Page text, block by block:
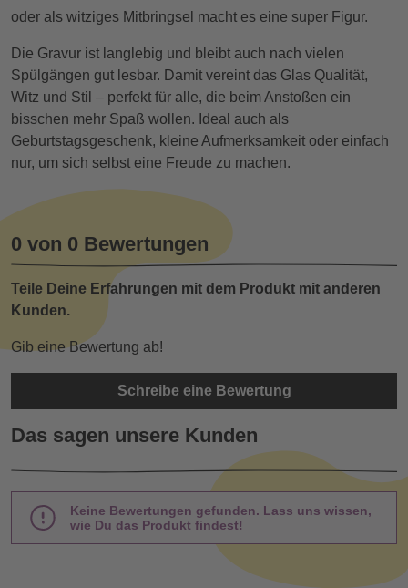
oder als witziges Mitbringsel macht es eine super Figur.
Die Gravur ist langlebig und bleibt auch nach vielen
Spülgängen gut lesbar. Damit vereint das Glas Qualität,
Witz und Stil – perfekt für alle, die beim Anstoßen ein
bisschen mehr Spaß wollen. Ideal auch als
Geburtstagsgeschenk, kleine Aufmerksamkeit oder einfach
nur, um sich selbst eine Freude zu machen.
0 von 0 Bewertungen
Teile Deine Erfahrungen mit dem Produkt mit anderen
Kunden.
Gib eine Bewertung ab!
Schreibe eine Bewertung
Das sagen unsere Kunden
Keine Bewertungen gefunden. Lass uns wissen,
wie Du das Produkt findest!